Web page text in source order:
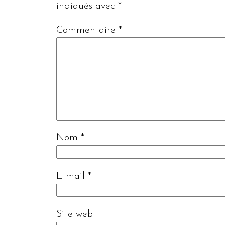
indiqués avec *
Commentaire *
Nom *
E-mail *
Site web